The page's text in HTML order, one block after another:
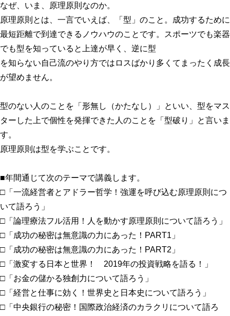
なぜ、いま、原理原則なのか。
原理原則とは、一言でいえば、「型」のこと。成功するために
最短距離で到達できるノウハウのことです。スポーツでも楽器
でも型を知っていると上達が早く、逆に型
を知らない自己流のやり方ではロスばかり多くてまったく成長
が望めません。
型のない人のことを「形無し（かたなし）」といい、型をマス
ターした上で個性を発揮できた人のことを「型破り」と言いま
す。
原理原則は型を学ぶことです。
■年間通じて次のテーマで講義します。
□「一流経営者とアドラー哲学！強運を呼び込む原理原則につ
いて語ろう」
□「論理療法フル活用！人を動かす原理原則について語ろう」
□「成功の秘密は無意識の力にあった！PART1」
□「成功の秘密は無意識の力にあった！PART2」
□「激変する日本と世界！ 2019年の投資戦略を語る！」
□「お金の儲かる独創力について語ろう」
□「経営と仕事に効く！世界史と日本史について語ろう」
□「中央銀行の秘密！国際政治経済のカラクリについて語ろ